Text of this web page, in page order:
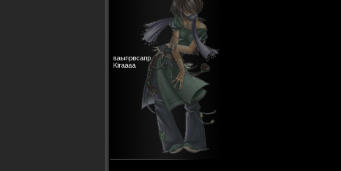
Kiraaaa